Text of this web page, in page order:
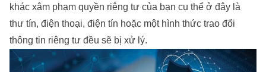
khác xâm phạm quyền riêng tư của bạn cụ thể ở đây là
thư tín, điện thoại, điện tín hoặc một hình thức trao đổi
thông tin riêng tư đều sẽ bị xử lý.